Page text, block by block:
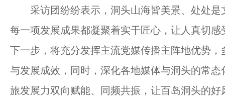
采访团纷纷表示，洞头山海皆美景、处处是
每一项发展成果都凝聚着实干匠心，让人真切
下一步，将充分发挥主流党媒传播主阵地优势
与发展成效，同时，深化各地媒体与洞头的常
旅发展力双向赋能、同频共振，让百岛洞头的